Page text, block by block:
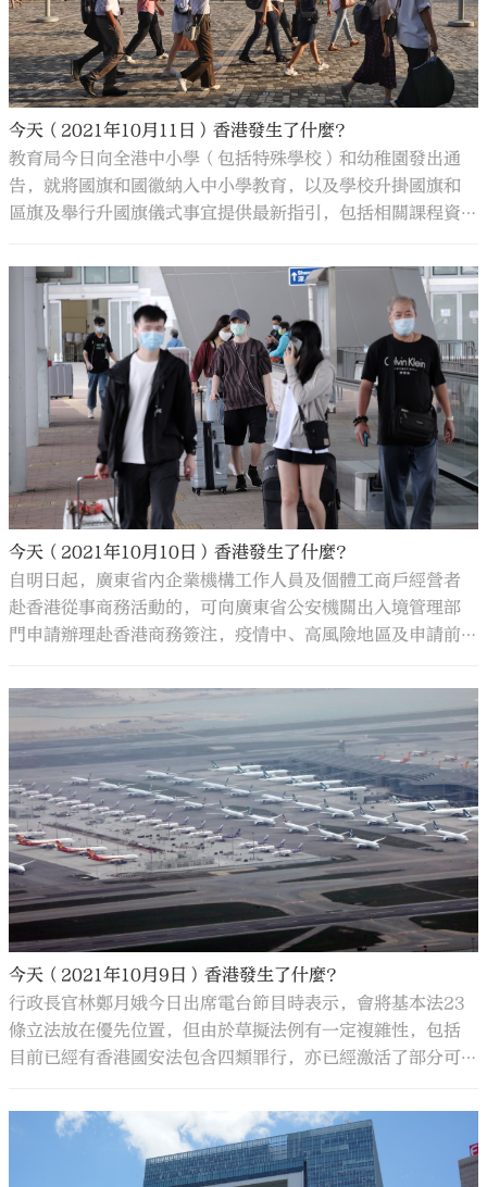
今天（2021年10月11日）香港發生了什麼？
教育局今日向全港中小學（包括特殊學校）和幼稚園發出通
告，就將國旗和國徽納入中小學教育，以及學校升掛國旗和
區旗及舉行升國旗儀式事宜提供最新指引，包括相關課程資
今天（2021年10月10日）香港發生了什麼？
自明日起，廣東省內企業機構工作人員及個體工商戶經營者
赴香港從事商務活動的，可向廣東省公安機關出入境管理部
門申請辦理赴香港商務簽注，疫情中、高風險地區及申請前
注人員應通過香港「來港易」計劃前往香港，並自覺嚴格遵
守相關主管部門關於防疫管理的規定要求。
今天（2021年10月9日）香港發生了什麼？
行政長官林鄭月娥今日出席電台節目時表示，會將基本法23
條立法放在優先位置，但由於草擬法例有一定複雜性，包括
目前已經有香港國安法包含四類罪行，亦已經激活了部分可